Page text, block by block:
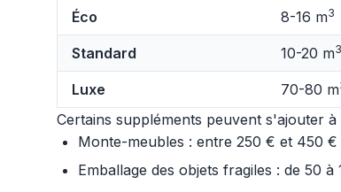
Éco 8-16 m3
Standard 10-20 m3
Luxe 70-80 m
Certains suppléments peuvent s'ajouter
Monte-meubles : entre 250 € et 450 €
Emballage des objets fragiles : de 50 à